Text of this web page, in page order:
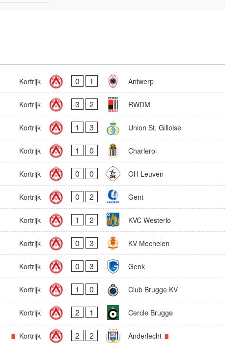
Kortrijk 0 1 Antwerp
Kortrijk 3 2 RWDM
Kortrijk 1 3 Union St. Gilloise
Kortrijk 1 0 Charleroi
Kortrijk 0 0 OH Leuven
Kortrijk 0 2 Gent
Kortrijk 1 2 KVC Westerlo
Kortrijk 0 3 KV Mechelen
Kortrijk 0 3 Genk
Kortrijk 1 0 Club Brugge KV
Kortrijk 2 1 Cercle Brugge
Kortrijk 2 2 Anderlecht